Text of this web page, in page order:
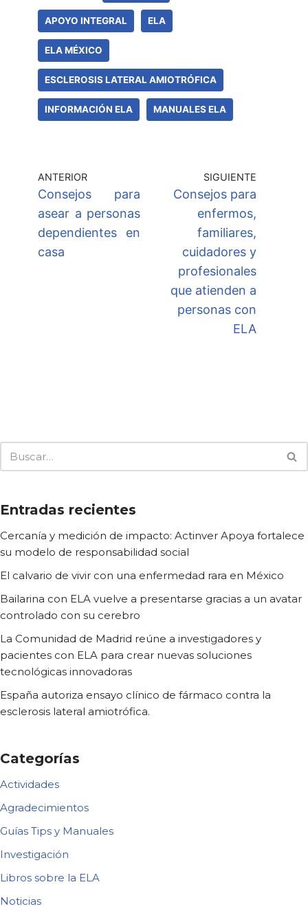
APOYO INTEGRAL ELA
ELA MÉXICO
ESCLEROSIS LATERAL AMIOTRÓFICA
INFORMACIÓN ELA MANUALES ELA
ANTERIOR
Consejos para
asear a personas
dependientes en
casa
SIGUIENTE
Consejos para
enfermos,
familiares,
cuidadores y
profesionales
que atienden a
personas con
ELA
Entradas recientes
Cercanía y medición de impacto: Actinver Apoya fortalece
su modelo de responsabilidad social
El calvario de vivir con una enfermedad rara en México
Bailarina con ELA vuelve a presentarse gracias a un avatar
controlado con su cerebro
La Comunidad de Madrid reúne a investigadores y
pacientes con ELA para crear nuevas soluciones
tecnológicas innovadoras
España autoriza ensayo clínico de fármaco contra la
esclerosis lateral amiotrófica.
Categorías
Actividades
Agradecimientos
Guías Tips y Manuales
Investigación
Libros sobre la ELA
Noticias